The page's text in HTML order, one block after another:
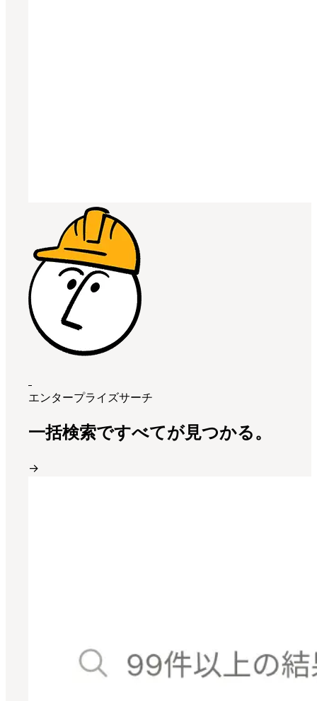
エンタープライズサーチ
一括検索ですべてが見つかる。
→